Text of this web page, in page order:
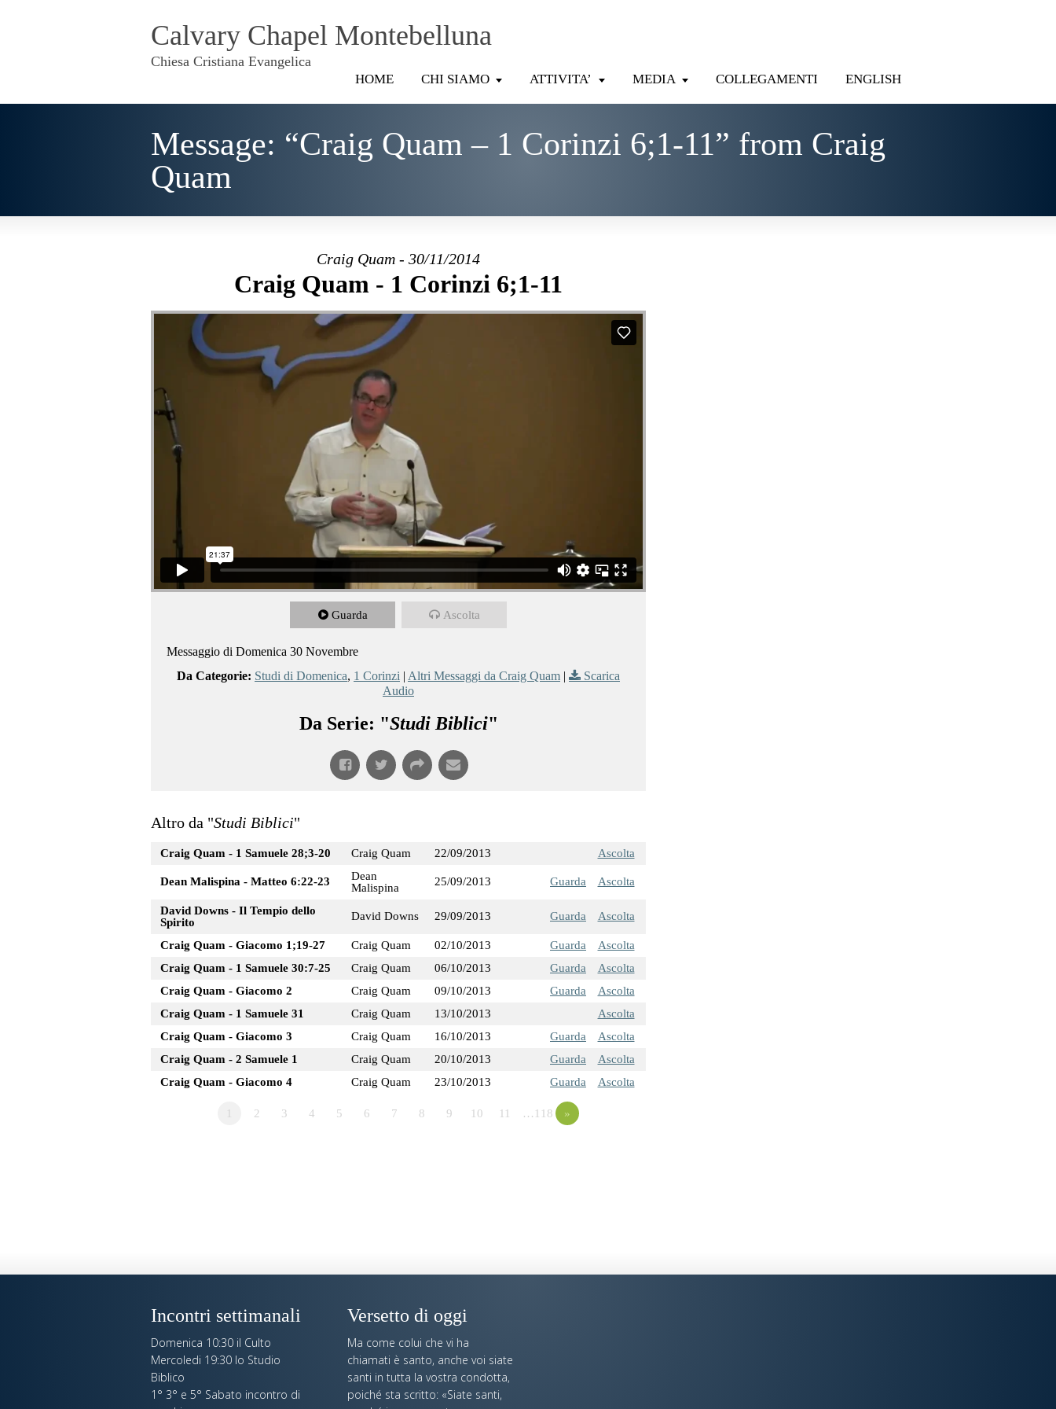
Calvary Chapel Montebelluna
Chiesa Cristiana Evangelica
HOME CHI SIAMO ATTIVITA’ MEDIA COLLEGAMENTI ENGLISH
Message: “Craig Quam – 1 Corinzi 6;1-11” from Craig
Quam
Craig Quam - 30/11/2014
Craig Quam - 1 Corinzi 6;1-11
Guarda Ascolta
Messaggio di Domenica 30 Novembre
Da Categorie: Studi di Domenica, 1 Corinzi | Altri Messaggi da Craig Quam |
Scarica
Audio
Da Serie: "Studi Biblici"
Altro da "Studi Biblici"
Craig Quam - 1 Samuele 28;3-20 Craig Quam 22/09/2013 Ascolta
Dean Malispina - Matteo 6:22-23
Dean
Malispina
25/09/2013 Guarda Ascolta
David Downs - Il Tempio dello
Spirito
David Downs 29/09/2013 Guarda Ascolta
Craig Quam - Giacomo 1;19-27 Craig Quam 02/10/2013 Guarda
Ascolta
Craig Quam - 1 Samuele 30:7-25
Craig Quam 06/10/2013 Guarda
Ascolta
Craig Quam - Giacomo 2
Craig Quam 09/10/2013 Guarda
Ascolta
Craig Quam - 1 Samuele 31
Craig Quam 13/10/2013
Ascolta
Craig Quam - Giacomo 3
Craig Quam 16/10/2013 Guarda
Ascolta
Craig Quam - 2 Samuele 1
Craig Quam 20/10/2013 Guarda
Ascolta
Craig Quam - Giacomo 4
Craig Quam 23/10/2013 Guarda Ascolta
2 3 4 5 6 7 8 9 10 11 …118 »
Incontri settimanali
Domenica 10:30 il Culto
Mercoledi 19:30 lo Studio
Biblico
1° 3° e 5° Sabato incontro di
Versetto di oggi
Ma come colui che vi ha
chiamati è santo, anche voi siate
santi in tutta la vostra condotta,
poiché sta scritto: «Siate santi,